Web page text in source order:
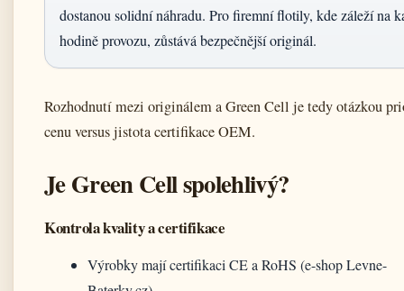
dostanou solidní náhradu. Pro firemní flotily, kde záleží na
hodině provozu, zůstává bezpečnější originál.
Rozhodnutí mezi originálem a Green Cell je tedy otázkou
cenu versus jistota certifikace OEM.
Je Green Cell spolehlivý?
Kontrola kvality a certifikace
Výrobky mají certifikaci CE a RoHS (e-shop Levne-